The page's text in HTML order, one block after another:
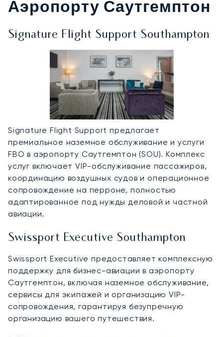
Аэропорту Саутгемптон
Signature Flight Support Southampton
Signature Flight Support предлагает
премиальное наземное обслуживание и услуги
FBO в аэропорту Саутгемптон (SOU). Комплекс
услуг включает VIP-обслуживание пассажиров,
координацию воздушных судов и операционное
сопровождение на перроне, полностью
адаптированное под нужды деловой и частной
авиации.
Swissport Executive Southampton
Swissport Executive предоставляет комплексную
поддержку для бизнес-авиации в аэропорту
Саутгемптон, включая наземное обслуживание,
сервисы для экипажей и организацию VIP-
сопровождения, гарантируя безупречную
организацию вашего путешествия.